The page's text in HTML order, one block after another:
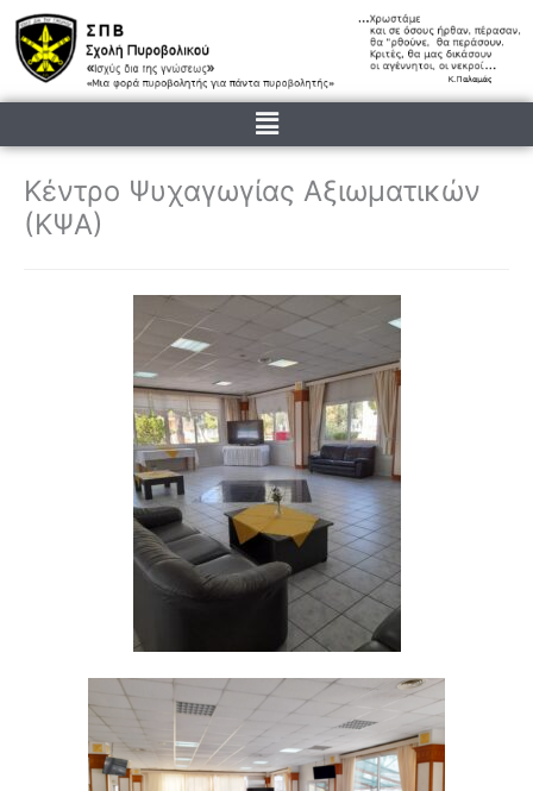
Μετάβαση
στο
περιεχόμενο
Menu
Κέντρο Ψυχαγωγίας Αξιωματικών
(ΚΨΑ)